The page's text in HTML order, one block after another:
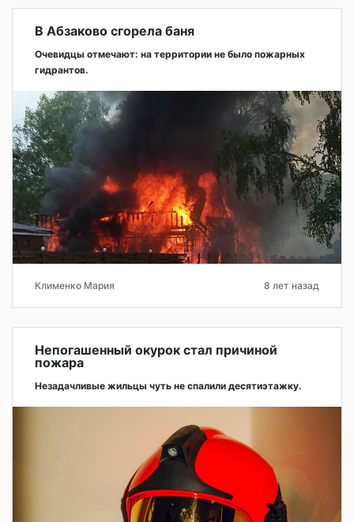
В Абзаково сгорела баня
Очевидцы отмечают: на территории не было пожарных
гидрантов.
Клименко Мария 8 лет назад
Непогашенный окурок стал причиной
пожара
Незадачливые жильцы чуть не спалили десятиэтажку.